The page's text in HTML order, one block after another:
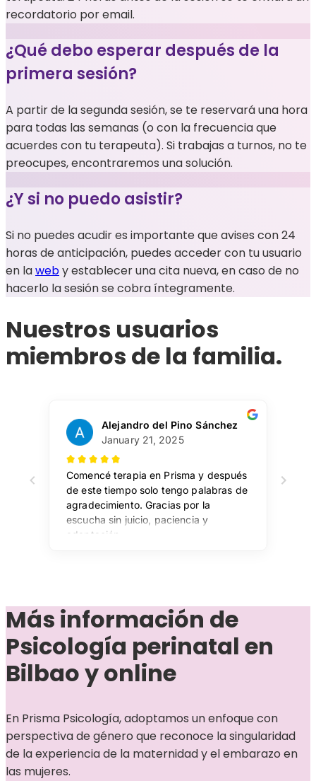
recordatorio por email.
¿Qué debo esperar después de la
primera sesión?
A partir de la segunda sesión, se te reservará una hora
para todas las semanas (o con la frecuencia que
acuerdes con tu terapeuta). Si trabajas a turnos, no te
preocupes, encontraremos una solución.
¿Y si no puedo asistir?
Si no puedes acudir es importante que avises con 24
horas de anticipación, puedes acceder con tu usuario
en laweby establecer una cita nueva, en caso de no
hacerlo la sesión se cobra íntegramente.
Nuestros usuarios
miembros de la familia.
Más información de
Psicología perinatal en
Bilbao y online
En Prisma Psicología, adoptamos un enfoque con
perspectiva de género que reconoce la singularidad
de la experiencia de la maternidad y el embarazo en
las mujeres.